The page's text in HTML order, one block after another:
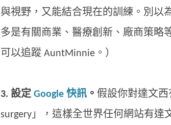
與視野，又能結合現在的訓練。別以
多是有關商業、醫療創新、廠商策略
可以追蹤 AuntMinnie。）
3. 設定Google快訊 。假設你對達文西
surgery」，這樣全世界任何網站有達